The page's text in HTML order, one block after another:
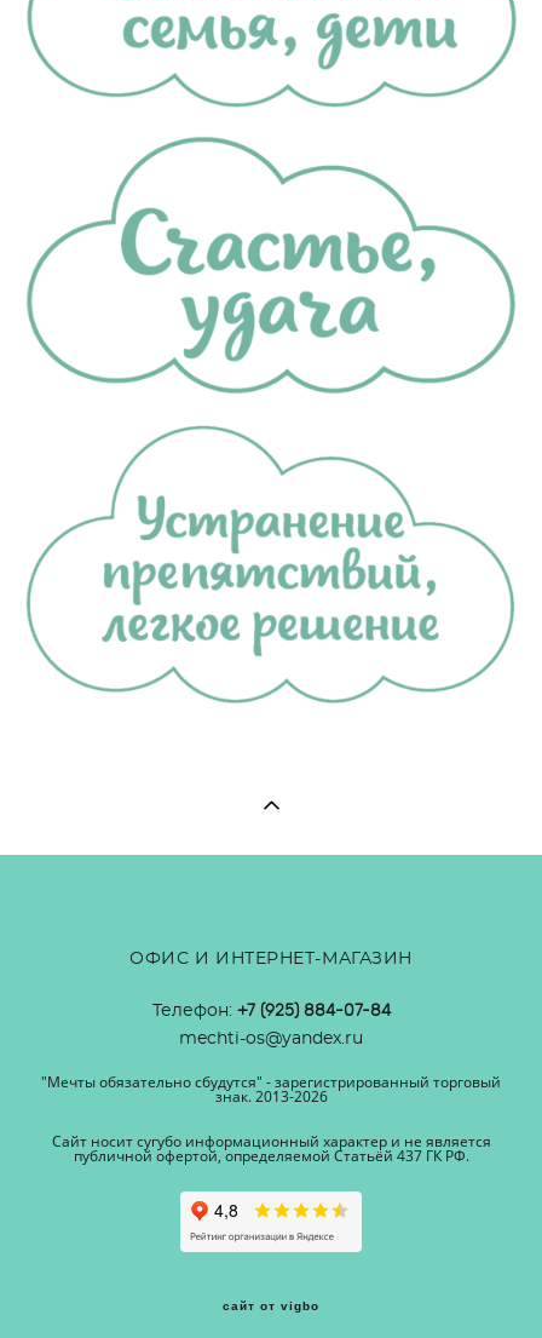
ОФИС И ИНТЕРНЕТ-МАГАЗИН
Телефон: +7 (925) 884-07-84
mechti-os@yandex.ru
"Мечты обязательно сбудутся" - зарегистрированный торговый
знак. 2013-2026
Сайт носит сугубо информационный характер и не является
публичной офертой, определяемой Статьёй 437 ГК РФ.
сайт от vigbo